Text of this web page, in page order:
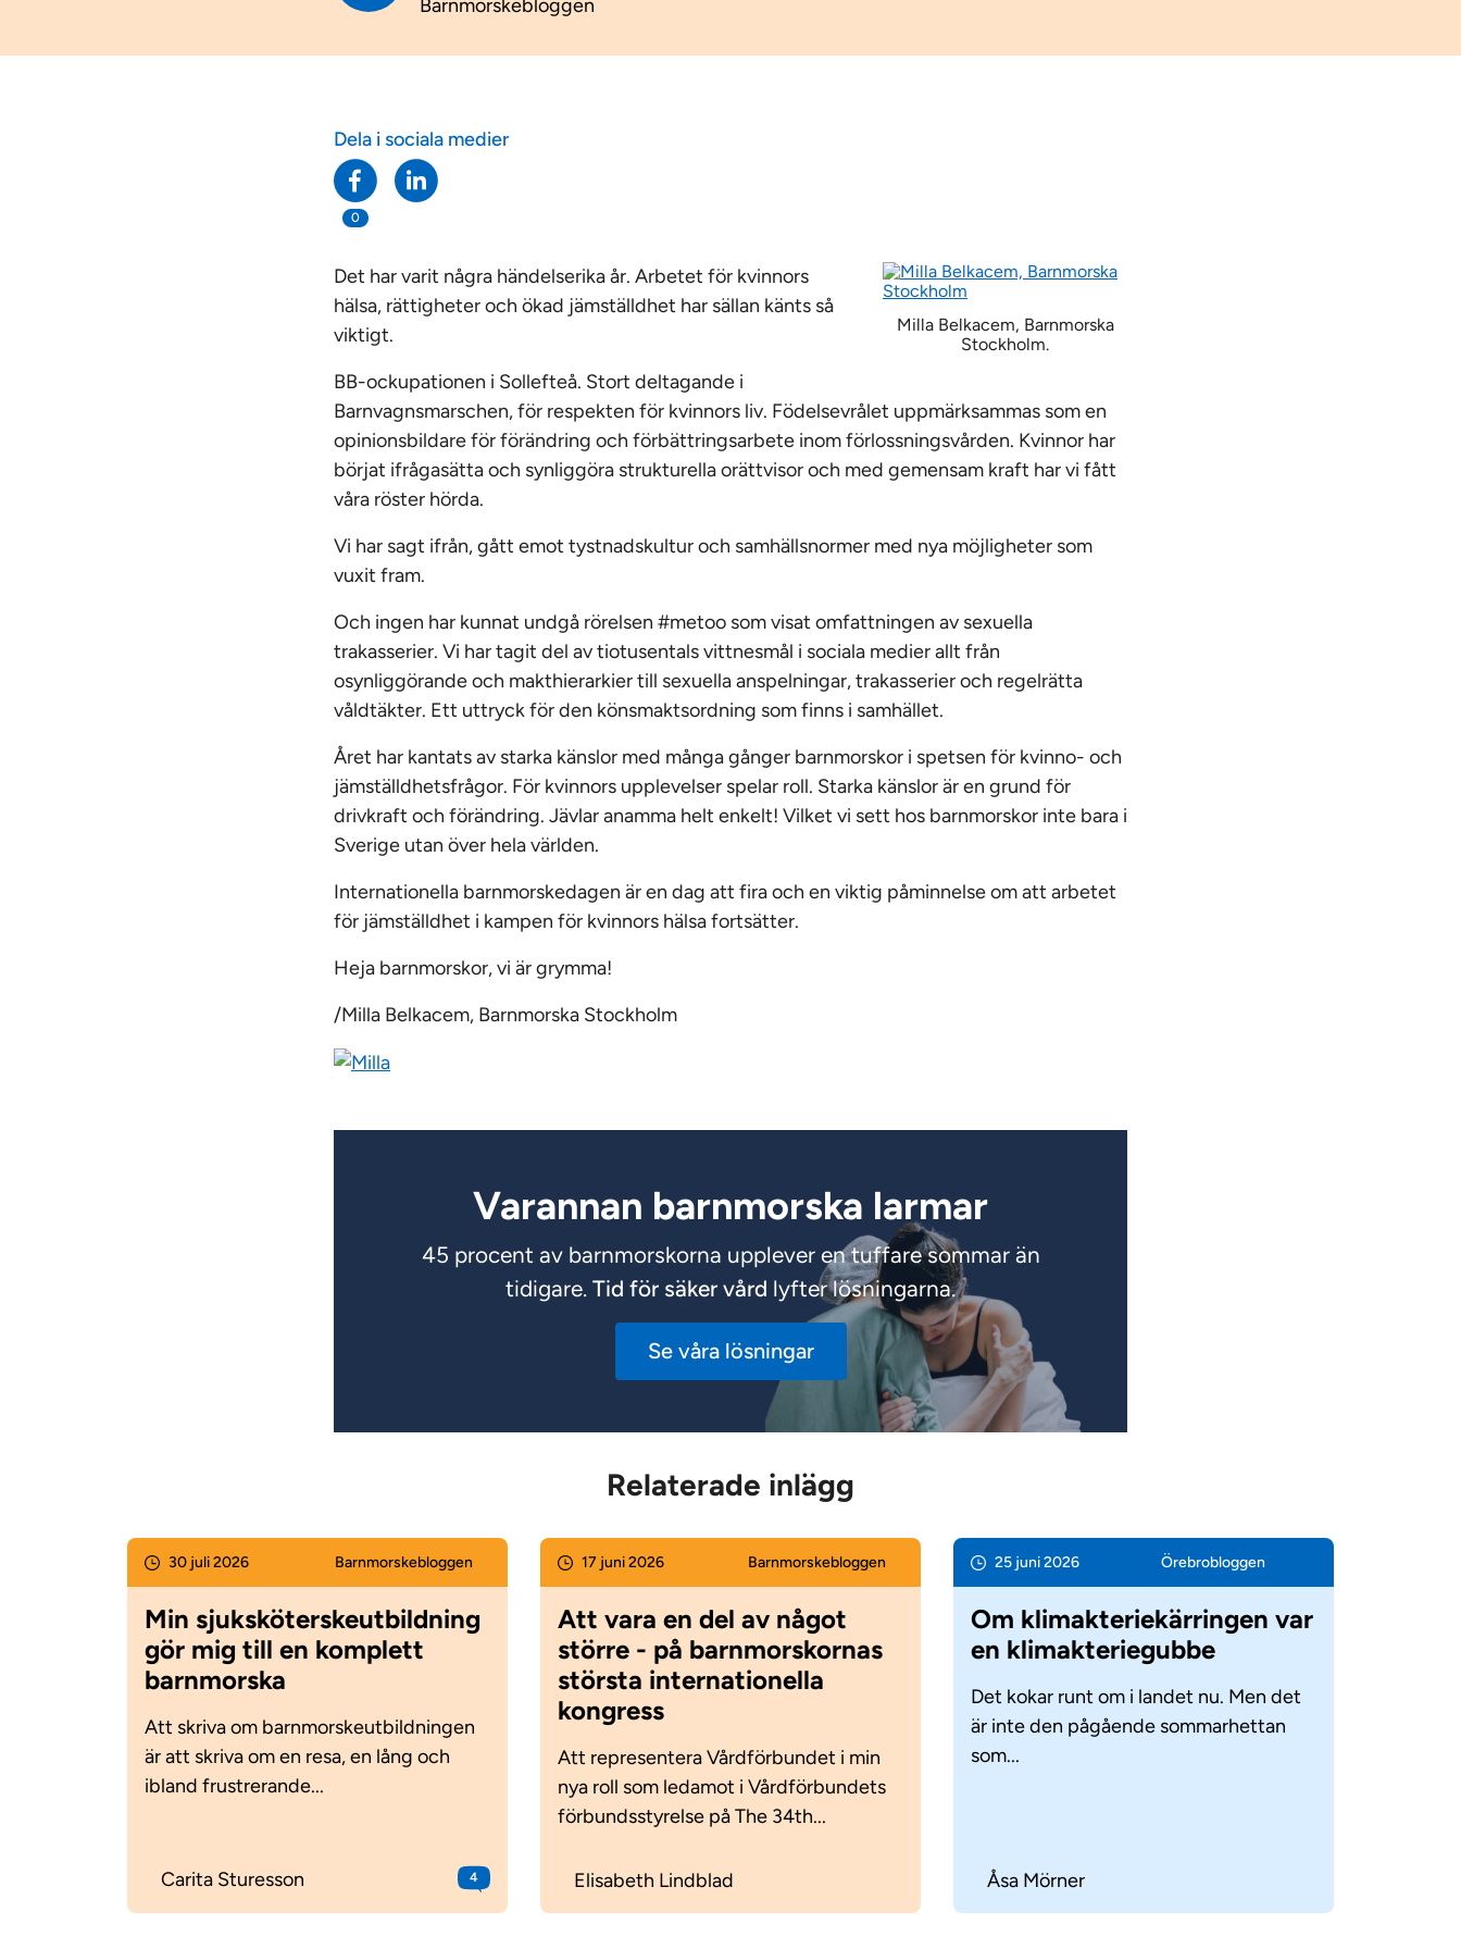
Barnmorskebloggen
Dela i sociala medier
0
Milla Belkacem, Barnmorska
Stockholm.
Det har varit några händelserika år. Arbetet för kvinnors
hälsa, rättigheter och ökad jämställdhet har sällan känts så
viktigt.
BB-­ockupationen i Sollefteå. Stort deltagande i
Barnvagnsmarschen, för respekten för kvinnors liv. Födelsevrålet uppmärksammas som en
opinionsbildare för förändring och förbättringsarbete inom förlossningsvården. Kvinnor har
börjat ifrågasätta och synliggöra strukturella orättvisor och med gemensam kraft har vi fått
våra röster hörda.
Vi har sagt ifrån, gått emot tystnadskultur och samhällsnormer med nya möjligheter som
vuxit fram.
Och ingen har kunnat undgå rörelsen #metoo som visat omfattningen av sexuella
trakasserier. Vi har tagit del av tiotusentals vittnesmål i sociala medier allt från
osynliggörande och makthierarkier till sexuella anspelningar, trakasserier och regelrätta
våldtäkter. Ett uttryck för den könsmaktsordning som finns i samhället.
Året har kantats av starka känslor med många gånger barnmorskor i spetsen för kvinno-­ och
jämställdhetsfrågor. För kvinnors upplevelser spelar roll. Starka känslor är en grund för
drivkraft och förändring. Jävlar anamma helt enkelt! Vilket vi sett hos barnmorskor inte bara i
Sverige utan över hela världen.
Internationella barnmorskedagen är en dag att fira och en viktig påminnelse om att arbetet
för jämställdhet i kampen för kvinnors hälsa fortsätter.
Heja barnmorskor, vi är grymma!
/Milla Belkacem, Barnmorska Stockholm
Varannan barnmorska larmar
45 procent av barnmorskorna upplever en tuffare sommar än
tidigare. Tid för säker vård lyfter lösningarna.
Se våra lösningar
Relaterade inlägg
30 juli 2026 Barnmorske­bloggen
Min sjuksköterskeutbildning
gör mig till en komplett
barnmorska
Att skriva om barnmorskeutbildningen
är att skriva om en resa, en lång och
ibland frustrerande...
Carita Sturesson 4
17 juni 2026 Barnmorske­bloggen
Att vara en del av något
större - på barnmorskornas
största internationella
kongress
Att representera Vårdförbundet i min
nya roll som ledamot i Vårdförbundets
förbundsstyrelse på The 34th...
Elisabeth Lindblad
25 juni 2026 Örebro­bloggen
Om klimakteriekärringen var
en klimakteriegubbe
Det kokar runt om i landet nu. Men det
är inte den pågående sommarhettan
som...
Åsa Mörner